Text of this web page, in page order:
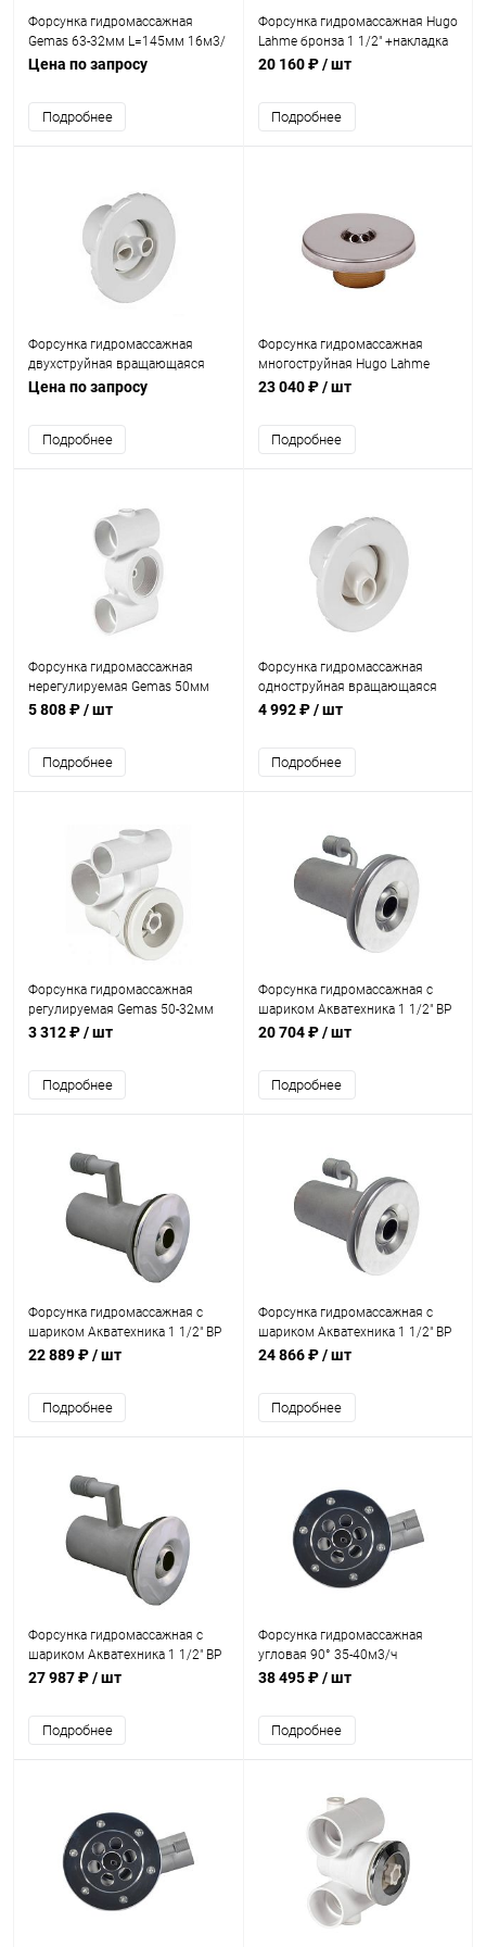
Форсунка гидромассажная
Gemas 63-32мм L=145мм 16м3/
ч (1516-5759)
Цена по запросу
Подробнее
Форсунка гидромассажная Hugo
Lahme бронза 1 1/2" +накладка
н/с 6-8м3/ч (8669220)
20 160 ₽/ шт
Подробнее
Форсунка гидромассажная
двухструйная вращающаяся
Gemas (1516-4820)
Цена по запросу
Подробнее
Форсунка гидромассажная
многоструйная Hugo Lahme
бронза 1 1/2" +накладка н/с
23 040 ₽/ шт
Подробнее
Форсунка гидромассажная
нерегулируемая Gemas 50мм
1,5м3/ч (1510-4100)
5 808 ₽/ шт
Подробнее
Форсунка гидромассажная
одноструйная вращающаяся
Gemas (1516-4821)
4 992 ₽/ шт
Подробнее
Форсунка гидромассажная
регулируемая Gemas 50-32мм
1,5м3/ч (1510-FS715)
3 312 ₽/ шт
Подробнее
Форсунка гидромассажная с
шариком Акватехника 1 1/2" ВР
(плитка) (AT03.31)
20 704 ₽/ шт
Подробнее
Форсунка гидромассажная с
шариком Акватехника 1 1/2" ВР
(универсал) (AT03.32)
22 889 ₽/ шт
Подробнее
Форсунка гидромассажная с
шариком Акватехника 1 1/2" ВР
AISI 316 (плитка) (AT03.31M)
24 866 ₽/ шт
Подробнее
Форсунка гидромассажная с
шариком Акватехника 1 1/2" ВР
AISI 316 (универсал) (AT03.32M)
27 987 ₽/ шт
Подробнее
Форсунка гидромассажная
угловая 90° 35-40м3/ч
Акватехника 2" ВР (универсал)
38 495 ₽/ шт
Подробнее